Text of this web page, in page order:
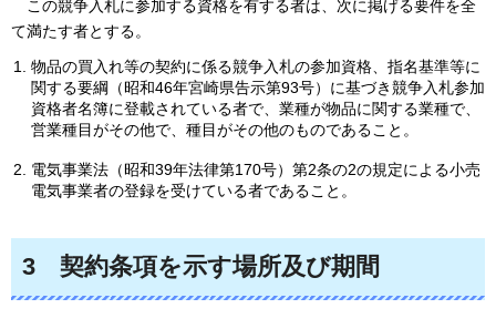
この競争入札に参加する資格を有する者は、 次に掲げる要件を全
て満たす者とする。
物品の買入れ等の契約に係る競争入札の参加資格、指名基準等に
関する要綱（昭和46年宮崎県告示第93号）に基づき競争入札参加
資格者名簿に登載されている者で、業種が物品に関する業種で、
営業種目がその他で、種目がその他のものであること。
電気事業法（昭和39年法律第170号）第2条の2の規定による小売
電気事業者の登録を受けている者であること。
3 契約条項を示す場所及び期間